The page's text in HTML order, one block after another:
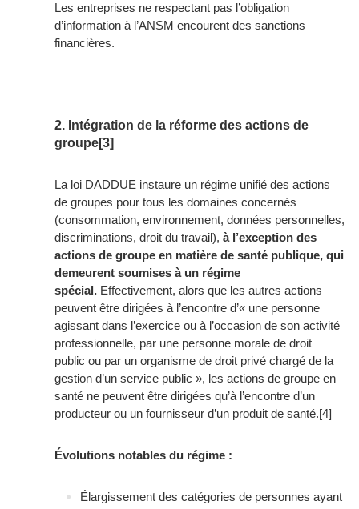
Les entreprises ne respectant pas l’obligation
d’information à l’ANSM encourent des sanctions
financières.
2. Intégration de la réforme des actions de
groupe[3]
La loi DADDUE instaure un régime unifié des actions
de groupes pour tous les domaines concernés
(consommation, environnement, données personnelles,
discriminations, droit du travail), à l’exception des
actions de groupe en matière de santé publique, qui
demeurent soumises à un régime
spécial. Effectivement, alors que les autres actions
peuvent être dirigées à l’encontre d’« une personne
agissant dans l’exercice ou à l’occasion de son activité
professionnelle, par une personne morale de droit
public ou par un organisme de droit privé chargé de la
gestion d’un service public », les actions de groupe en
santé ne peuvent être dirigées qu’à l’encontre d’un
producteur ou un fournisseur d’un produit de santé.[4]
Évolutions notables du régime :
Élargissement des catégories de personnes ayant